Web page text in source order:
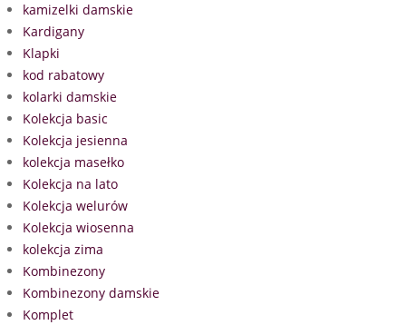
kamizelki damskie
Kardigany
Klapki
kod rabatowy
kolarki damskie
Kolekcja basic
Kolekcja jesienna
kolekcja masełko
Kolekcja na lato
Kolekcja welurów
Kolekcja wiosenna
kolekcja zima
Kombinezony
Kombinezony damskie
Komplet